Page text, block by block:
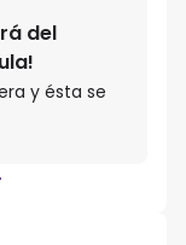
del
y ésta se